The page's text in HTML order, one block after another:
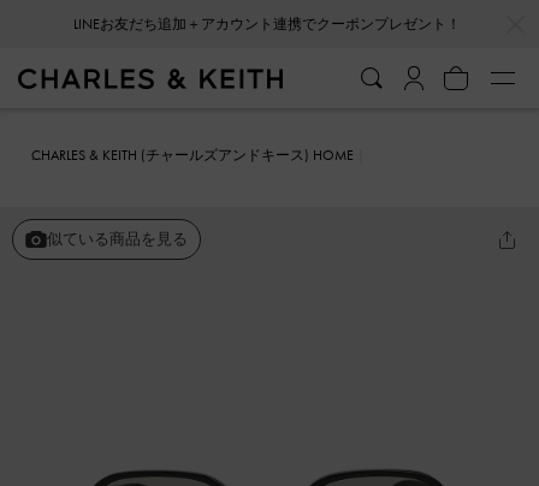
LINEお友だち追加＋アカウント連携でクーポンプレゼント！
CHARLES & KEITH (チャールズアンドキース) HOME
似ている商品を見る